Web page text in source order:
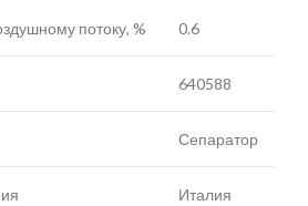
потоку, % 0.6
640588
Сепаратор
Италия